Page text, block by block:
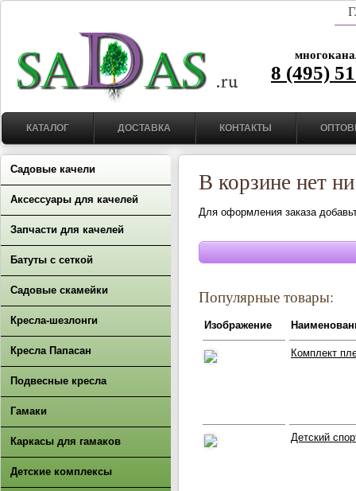
8 (495)
КАТАЛОГ ДОСТАВКА КОНТАКТЫ
Садовые качели
Аксессуары для качелей
Запчасти для качелей
Батуты с сеткой
Садовые скамейки
Кресла-шезлонги
Кресла Папасан
Подвесные кресла
Гамаки
Каркасы для гамаков
Детские комплексы
В корзине нет
Для оформления заказа
Популярные товары:
Изображение
Комплект
Детский